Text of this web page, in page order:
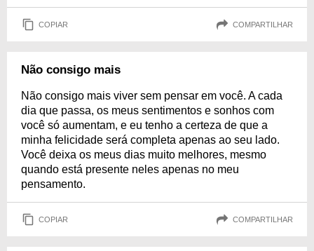
COPIAR COMPARTILHAR
Não consigo mais
Não consigo mais viver sem pensar em você. A cada
dia que passa, os meus sentimentos e sonhos com
você só aumentam, e eu tenho a certeza de que a
minha felicidade será completa apenas ao seu lado.
Você deixa os meus dias muito melhores, mesmo
quando está presente neles apenas no meu
pensamento.
COPIAR COMPARTILHAR